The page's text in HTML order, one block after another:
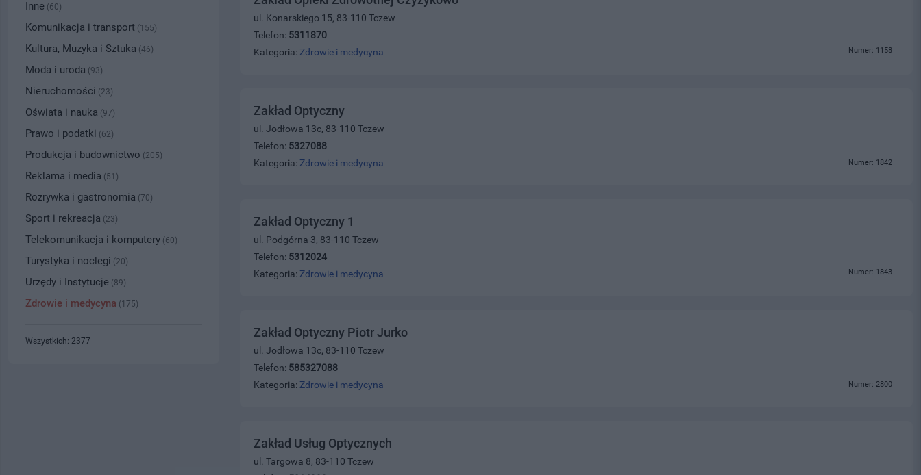
ul. Konarskiego 15, 83-110 Tczew
Telefon: 5311870
Kategoria: Zdrowie i medycyna Numer: 1158
Zakład Optyczny
ul. Jodłowa 13c, 83-110 Tczew
Telefon: 5327088
Kategoria: Zdrowie i medycyna Numer: 1842
Zakład Optyczny 1
ul. Podgórna 3, 83-110 Tczew
Telefon: 5312024
Kategoria: Zdrowie i medycyna Numer: 1843
Zakład Optyczny Piotr Jurko
ul. Jodłowa 13c, 83-110 Tczew
Telefon: 585327088
Kategoria: Zdrowie i medycyna Numer: 2800
Zakład Usług Optycznych
ul. Targowa 8, 83-110 Tczew
Inne (60)
Komunikacja i transport (155)
Kultura, Muzyka i Sztuka (46)
Moda i uroda (93)
Nieruchomości (23)
Oświata i nauka (97)
Prawo i podatki (62)
Produkcja i budownictwo (205)
Reklama i media (51)
Rozrywka i gastronomia (70)
Sport i rekreacja (23)
Telekomunikacja i komputery (60)
Turystyka i noclegi (20)
Urzędy i Instytucje (89)
Zdrowie i medycyna (175)
Wszystkich: 2377